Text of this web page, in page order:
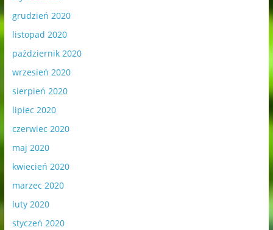
grudzień 2020
listopad 2020
październik 2020
wrzesień 2020
sierpień 2020
lipiec 2020
czerwiec 2020
maj 2020
kwiecień 2020
marzec 2020
luty 2020
styczeń 2020